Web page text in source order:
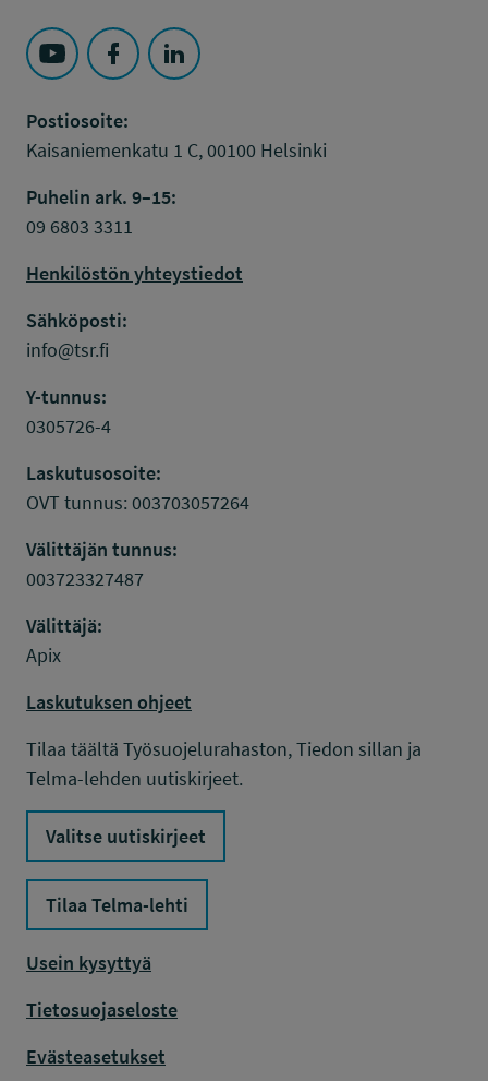
Seuraa Työsuojelurahasto kohteessa: YouTube
Seuraa Työsuojelurahasto kohteessa:
Seuraa Työsuojelurahasto kohteessa:
Postiosoite:
Kaisaniemenkatu 1 C, 00100 Helsinki
Puhelin ark. 9–15:
09 6803 3311
Henkilöstön yhteystiedot
Sähköposti:
info@tsr.fi
Y-tunnus:
0305726-4
Laskutusosoite:
OVT tunnus: 003703057264
Välittäjän tunnus:
003723327487
Välittäjä:
Apix
Laskutuksen ohjeet
Tilaa täältä Työsuojelurahaston, Tiedon sillan ja
Telma-lehden uutiskirjeet.
Valitse uutiskirjeet
Tilaa Telma-lehti
Usein kysyttyä
Tietosuojaseloste
Evästeasetukset